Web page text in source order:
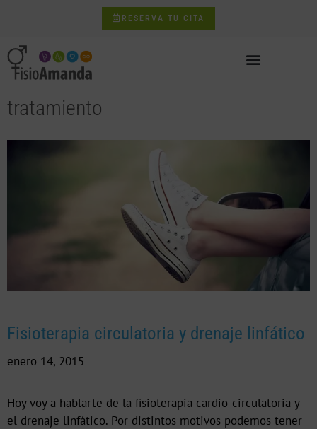
RESERVA TU CITA
tratamiento
Fisioterapia circulatoria y drenaje linfático
enero 14, 2015
Hoy voy a hablarte de la fisioterapia cardio-circulatoria y
el drenaje linfático. Por distintos motivos podemos tener